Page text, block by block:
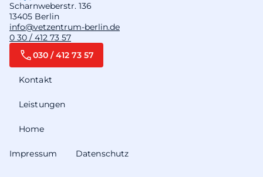
Scharnweberstr. 136
13405 Berlin
info@vetzentrum-berlin.de
0 30 / 412 73 57
Home
Leistungen
Kontakt
030 / 412 73 57
Impressum Datenschutz